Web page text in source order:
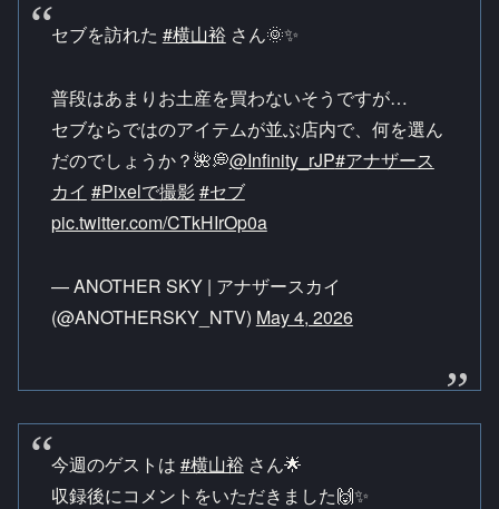
セブを訪れた #横山裕さん🌞✨
普段はあまりお土産を買わないそうですが…
セブならではのアイテムが並ぶ店内で、何を選ん
だのでしょうか？🌺💭@Infinity_rJP#アナザース
カイ #Pixelで撮影#セブ
pic.twitter.com/CTkHIrOp0a
— ANOTHER SKY | アナザースカイ
(@ANOTHERSKY_NTV) May 4, 2026
今週のゲストは #横山裕さん🌟
収録後にコメントをいただきました🙌✨